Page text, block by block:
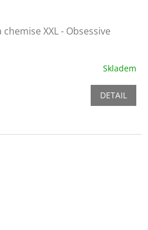
XXL - Obsessive
Skladem
DETAIL